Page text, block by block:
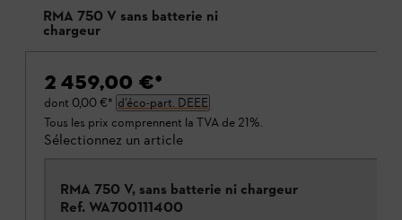
RMA 750 V sans batterie ni
chargeur
2 459,00 €*
dont 0,00 €* d’éco-part. DEEE
Tous les prix comprennent la TVA de 21%.
Sélectionnez un article
RMA 750 V, sans batterie ni chargeur
Ref. WA700111400